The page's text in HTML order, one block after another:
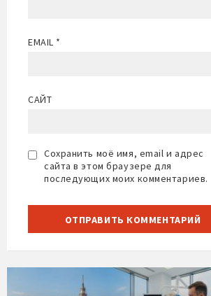
EMAIL *
САЙТ
Сохранить моё имя, email и адрес
сайта в этом браузере для
последующих моих комментариев.